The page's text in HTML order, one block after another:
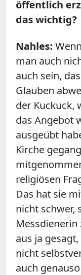
öffentlich
das wichtig?
Nahles:
man auch
auch sein,
Glauben
der Kuckuck,
das Angebot
ausgeübt
Kirche
religiösen
Das hat sie
nicht schwer,
aus ja
nicht
auch